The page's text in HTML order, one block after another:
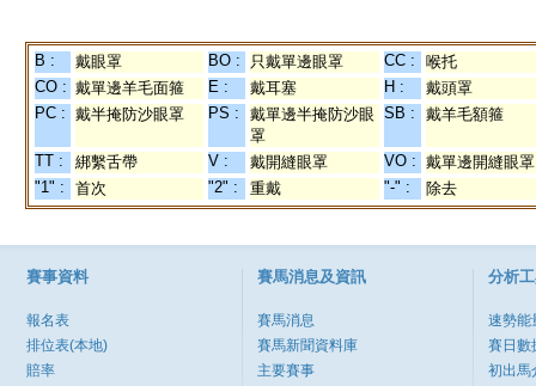
B : 戴眼罩 BO : 只戴單邊眼罩 CC :
喉托
CO : 戴單邊羊毛面箍 E : 戴耳塞 H :
戴頭罩
PC : 戴半掩防沙眼罩 PS :
戴單邊半掩防沙眼
罩
SB : 戴羊毛額箍
TT : 綁繫舌帶 V : 戴開縫眼罩 VO : 戴單邊開縫眼罩
"1" :
首次 "2" : 重戴 "-" : 除去
賽事資料
報名表
排位表(本地)
賠率
賽馬消息及資訊
賽馬消息
賽馬新聞資料庫
主要賽事
分析
速勢能
賽日數
初出馬